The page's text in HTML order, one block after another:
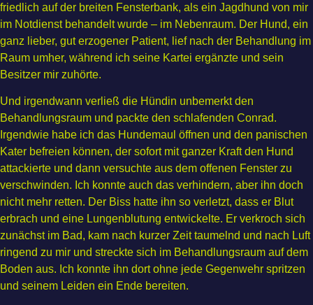
friedlich auf der breiten Fensterbank, als ein Jagdhund von mir
im Notdienst behandelt wurde – im Nebenraum. Der Hund, ein
ganz lieber, gut erzogener Patient, lief nach der Behandlung im
Raum umher, während ich seine Kartei ergänzte und sein
Besitzer mir zuhörte.
Und irgendwann verließ die Hündin unbemerkt den
Behandlungsraum und packte den schlafenden Conrad.
Irgendwie habe ich das Hundemaul öffnen und den panischen
Kater befreien können, der sofort mit ganzer Kraft den Hund
attackierte und dann versuchte aus dem offenen Fenster zu
verschwinden. Ich konnte auch das verhindern, aber ihn doch
nicht mehr retten. Der Biss hatte ihn so verletzt, dass er Blut
erbrach und eine Lungenblutung entwickelte. Er verkroch sich
zunächst im Bad, kam nach kurzer Zeit taumelnd und nach Luft
ringend zu mir und streckte sich im Behandlungsraum auf dem
Boden aus. Ich konnte ihn dort ohne jede Gegenwehr spritzen
und seinem Leiden ein Ende bereiten.